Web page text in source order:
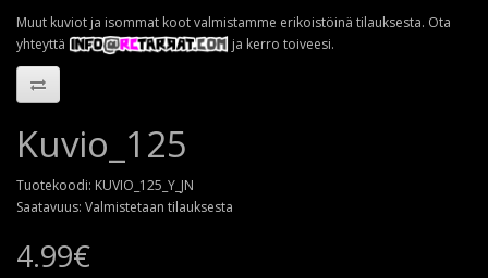
Muut kuviot ja isommat koot valmistamme erikoistöinä tilauksesta. Ota
yhteyttä
ja kerro toiveesi.
Kuvio_125
Tuotekoodi: KUVIO_125_Y_JN
Saatavuus: Valmistetaan tilauksesta
4.99€